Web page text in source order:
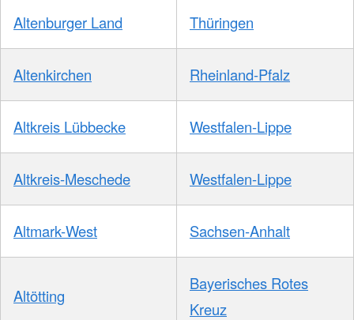
Altenburger Land Thüringen
Altenkirchen Rheinland-Pfalz
Altkreis Lübbecke Westfalen-Lippe
Altkreis-Meschede Westfalen-Lippe
Altmark-West Sachsen-Anhalt
Altötting
Bayerisches Rotes
Kreuz